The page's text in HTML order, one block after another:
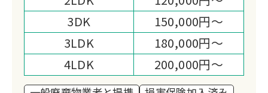
3DK
150,000円～
3LDK
180,000円～
4LDK
200,000円～